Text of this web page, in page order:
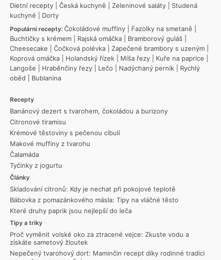
Dietní recepty
Česká kuchyně Zeleninové saláty
Studená
kuchyně
Dorty
Populární recepty: Čokoládové muffiny Fazolky na smetaně
Buchtičky s krémem
Rajská omáčka Bramborový guláš
Cheesecake
Čočková polévka Zapečené brambory s uzeným
Koprová omáčka
Holandský řízek Míša řezy Kuře na paprice
Langoše
Hraběnčiny řezy Lečo Nadýchaný perník
Rychlý
oběd
Bublanina
Recepty
Banánový dezert s tvarohem, čokoládou a burizony
Citronové tiramisu
Krémové těstoviny s pečenou cibulí
Makové muffiny z tvarohu
Čalamáda
Tyčinky z jogurtu
Články
Skladování citronů: Kdy je nechat při pokojové teplotě
Bábovka z pomazánkového másla: Tipy na vláčné těsto
Které druhy paprik jsou nejlepší do leča
Tipy a triky
Proč vyměnit volské oko za ztracené vejce: Zkuste vodu a
získáte sametový žloutek
Nepečený tvarohový dort: Maminčin recept díky rodinné tradici